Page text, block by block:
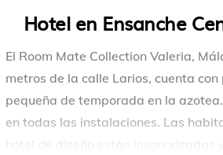
Hotel en Ensanche
El Room Mate Collection Valeria,
metros de la calle Larios, cuenta
pequeña de temporada en la
en todas las instalaciones. Las
hotel de diseño están insonorizadas